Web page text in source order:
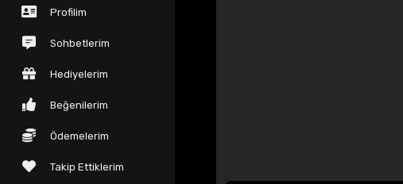
Profilim
Sohbetlerim
Hediyelerim
Beğenilerim
Ödemelerim
Takip Ettiklerim